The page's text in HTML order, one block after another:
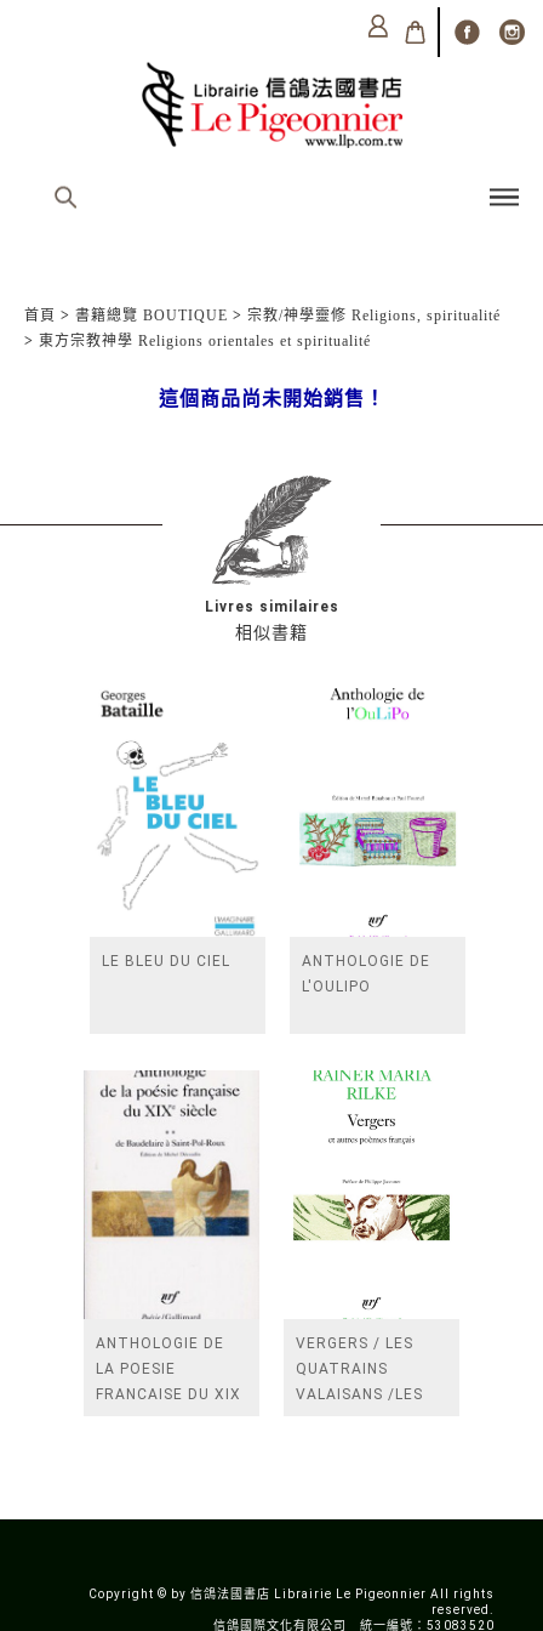
首頁 > 書籍總覽 BOUTIQUE > 宗教/神學靈修 Religions, spiritualité
> 東方宗教神學 Religions orientales et spiritualité
這個商品尚未開始銷售！
相似書籍
Livres similaires
LE BLEU DU CIEL
ANTHOLOGIE DE
L'OULIPO
ANTHOLOGIE DE
LA POESIE
FRANCAISE DU XIX
VERGERS / LES
QUATRAINS
VALAISANS /LES
Copyright © by 信鴿法國書店 Librairie Le Pigeonnier All rights
reserved.
信鴿國際文化有限公司 統一編號：53083520